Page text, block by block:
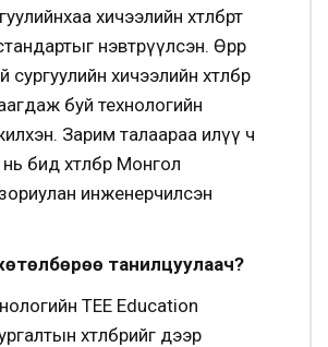
хичээлийн хөтөлбөрт
нэвтрүүлсэн. Өөрөөр
хичээлийн хөтөлбөр
буй технологийн
Зарим талаараа илүү ч
бид хөтөлбөрөө Монгол
инженерчилсэн
танилцуулаач?
ТЕЕ Еducation
хөтөлбөрийг дээр